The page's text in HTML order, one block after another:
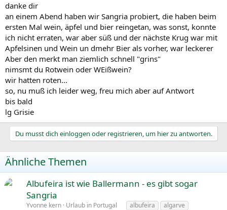
danke dir
an einem Abend haben wir Sangria probiert, die haben beim
ersten Mal wein, äpfel und bier reingetan, was sonst, konnte
ich nicht erraten, war aber süß und der nächste Krug war mit
Apfelsinen und Wein un dmehr Bier als vorher, war leckerer
Aber den merkt man ziemlich schnell "grins"
nimsmt du Rotwein oder WEißwein?
wir hatten roten...
so, nu muß ich leider weg, freu mich aber auf Antwort
bis bald
lg Grisie
Du musst dich einloggen oder registrieren, um hier zu antworten.
Ähnliche Themen
Albufeira ist wie Ballermann - es gibt sogar
Sangria
Yvonne kern Urlaub in Portugal albufeira
algarve